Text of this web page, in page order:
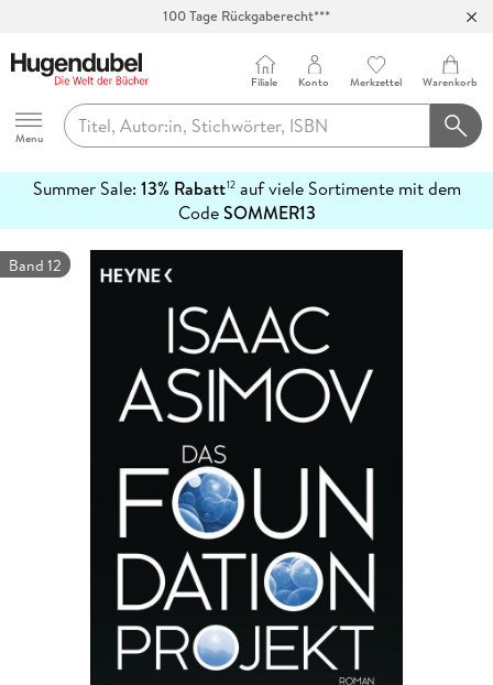
100 Tage Rückgaberecht***
Hugendubel
Menu
Filiale Konto Merkzettel Warenkorb
Summer Sale: 13% Rabatt12auf viele Sortimente mit dem
CodeSOMMER13
erfahren
Band 12